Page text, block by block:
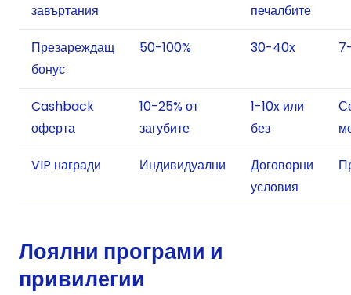
завъртания
печалбите
Презареждащ
бонус
50-100% 30-40x
Cashback
оферта
10-25% от
загубите
1-10x или
без
VIP награди Индивидуални
Договорни
условия
Лоялни програми и
привилегии